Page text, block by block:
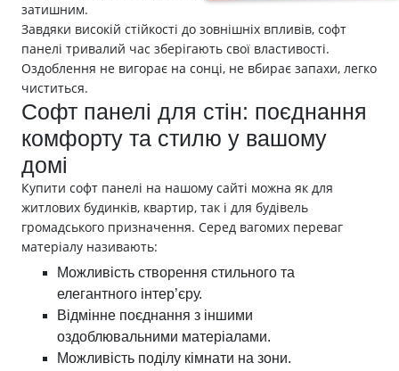
затишним.
Завдяки високій стійкості до зовнішніх впливів, софт
панелі тривалий час зберігають свої властивості.
Оздоблення не вигорає на сонці, не вбирає запахи, легко
чиститься.
Софт панелі для стін: поєднання
комфорту та стилю у вашому
домі
Купити софт панелі на нашому сайті можна як для
житлових будинків, квартир, так і для будівель
громадського призначення. Серед вагомих переваг
матеріалу називають:
Можливість створення стильного та
елегантного інтер’єру.
Відмінне поєднання з іншими
оздоблювальними матеріалами.
Можливість поділу кімнати на зони.